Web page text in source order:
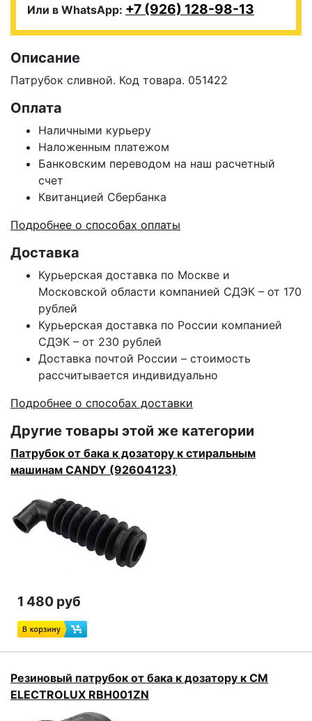
Или в WhatsApp: +7 (926) 128-98-13
Описание
Патрубок сливной. Код товара. 051422
Оплата
Наличными курьеру
Наложенным платежом
Банковским переводом на наш расчетный
счет
Квитанцией Сбербанка
Подробнее о способах оплаты
Доставка
Курьерская доставка по Москве и
Московской области компанией СДЭК – от 170
рублей
Курьерская доставка по России компанией
СДЭК – от 230 рублей
Доставка почтой России – стоимость
рассчитывается индивидуально
Подробнее о способах доставки
Другие товары этой же категории
Патрубок от бака к дозатору к стиральным
машинам CANDY (92604123)
1 480 руб
Резиновый патрубок от бака к дозатору к СМ
ELECTROLUX RBH001ZN